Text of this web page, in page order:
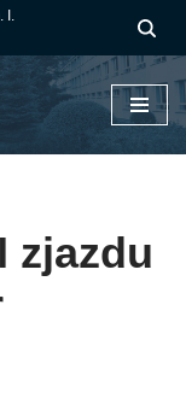
I.
zjazdu